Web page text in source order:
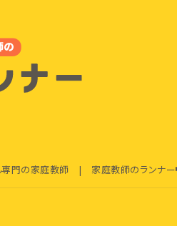
専門の家庭教師 | 家庭教師のランナー